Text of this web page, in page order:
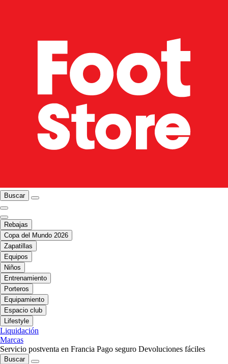
Buscar
Rebajas
Copa del Mundo 2026
Zapatillas
Equipos
Niños
Entrenamiento
Porteros
Equipamiento
Espacio club
Lifestyle
Liquidación
Marcas
Servicio postventa en Francia Pago seguro Devoluciones fáciles
Buscar